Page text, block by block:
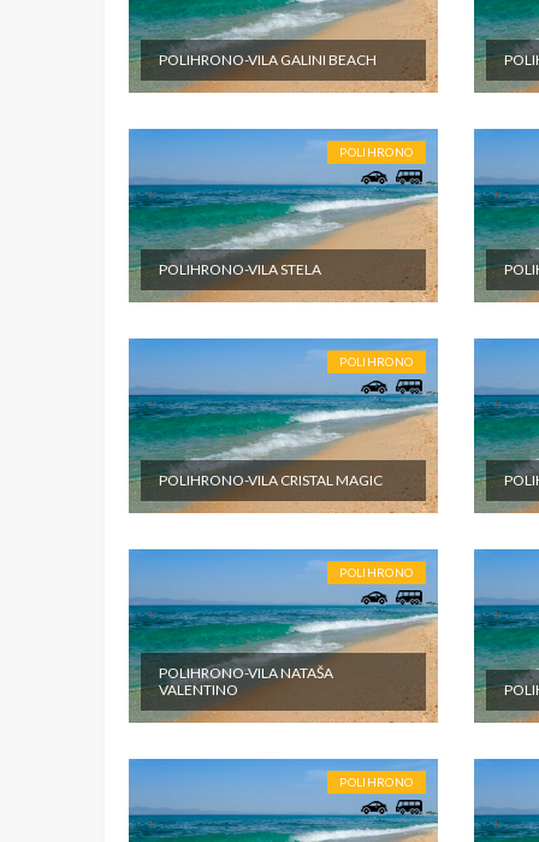
POLIHRONO-VILA GALINI BEACH
POLIHRONO
POLIHRONO-VILA STELA
POLIHRONO
POLIHRONO-VILA CRISTAL MAGIC
POLIHRONO
POLIHRONO-VILA NATAŠA
VALENTINO
POLIHRONO